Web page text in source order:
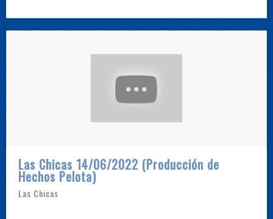
Las Chicas 14/06/2022 (Producción de
Hechos Pelota)
Las Chicas